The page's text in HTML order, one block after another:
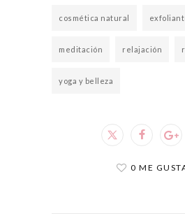
cosmética natural
meditación relajación
yoga y belleza
0 ME